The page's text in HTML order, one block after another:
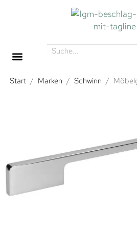
Start / Marken / Schwinn /